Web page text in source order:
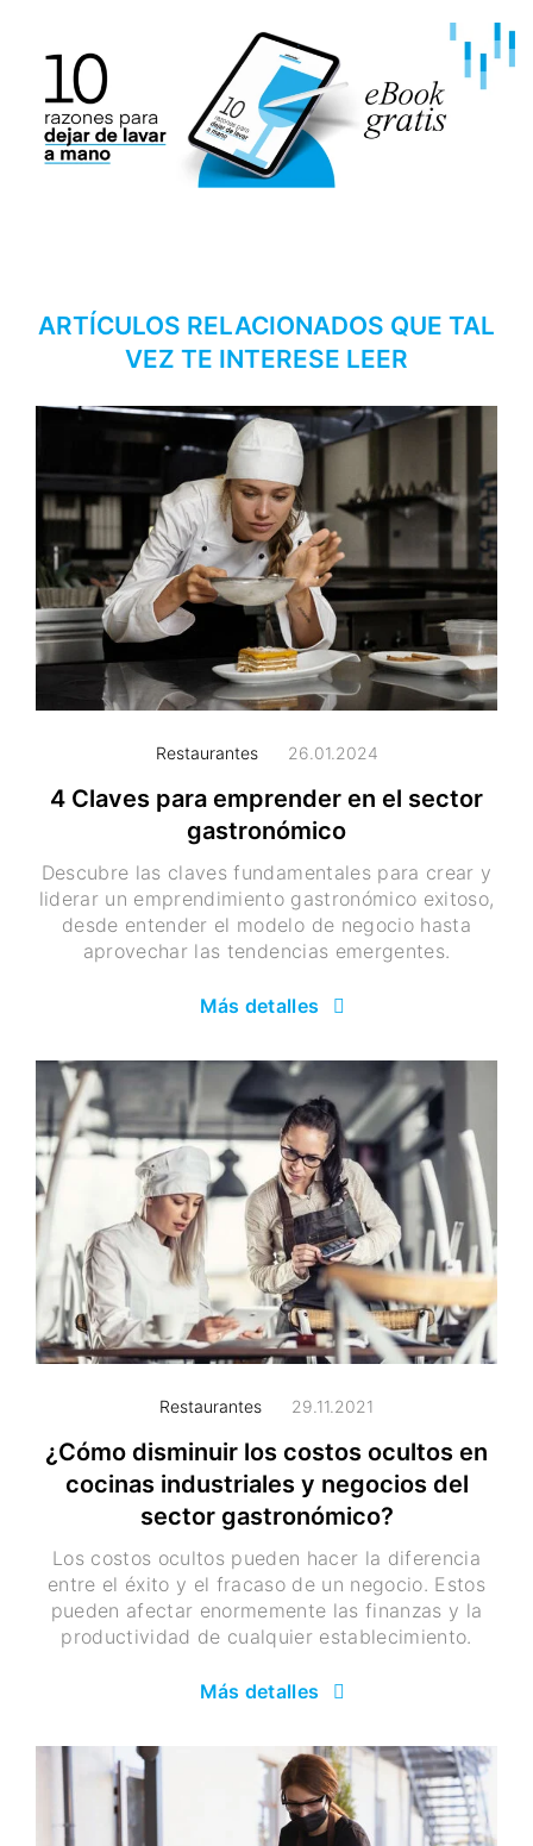
ARTÍCULOS RELACIONADOS QUE TAL
VEZ TE INTERESE LEER
Restaurantes 26.01.2024
4 Claves para emprender en el sector
gastronómico
Descubre las claves fundamentales para crear y
liderar un emprendimiento gastronómico exitoso,
desde entender el modelo de negocio hasta
aprovechar las tendencias emergentes.
Más detalles
Restaurantes 29.11.2021
¿Cómo disminuir los costos ocultos en
cocinas industriales y negocios del
sector gastronómico?
Los costos ocultos pueden hacer la diferencia
entre el éxito y el fracaso de un negocio. Estos
pueden afectar enormemente las finanzas y la
productividad de cualquier establecimiento.
Más detalles